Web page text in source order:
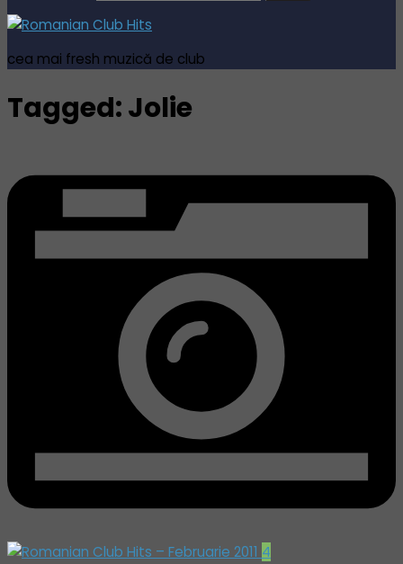
cea mai fresh muzică de club
Tagged:Jolie
4